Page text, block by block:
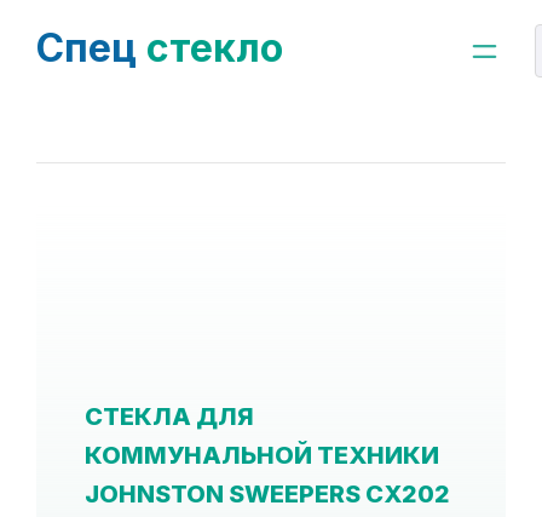
Спец стекло
СТЕКЛА ДЛЯ
КОММУНАЛЬНОЙ ТЕХНИКИ
JOHNSTON SWEEPERS CX202